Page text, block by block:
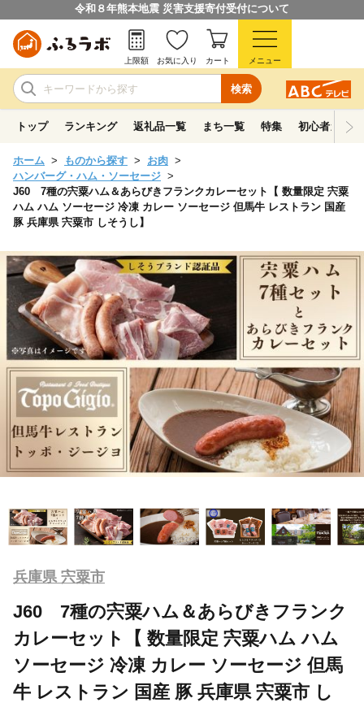
令和８年熊本地震 災害支援寄付受付について
検索
上限額 お気に入り カート メニュー
トップ ランキング 返礼品一覧 まち一覧 特集 初心者ガイド
ホーム ものから探す
お肉
ハンバーグ・ハム・ソーセージ
J60 7種の宍粟ハム＆あらびきフランクカレーセット【 数量限定 宍粟
ハム ハム ソーセージ 冷凍 カレー ソーセージ 但馬牛 レストラン 国産
豚 兵庫県 宍粟市 しそうし】
兵庫県 宍粟市
J60 7種の宍粟ハム＆あらびきフランク
カレーセット【 数量限定 宍粟ハム ハム
ソーセージ 冷凍 カレー ソーセージ 但馬
牛 レストラン 国産 豚 兵庫県 宍粟市 し